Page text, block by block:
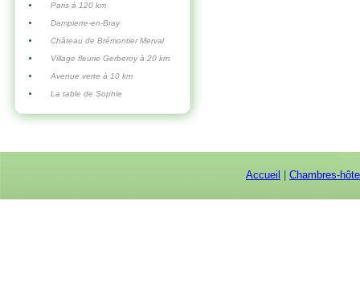
Paris à 120 km
Dampierre-en-Bray
Château de Brémontier Merval
Village fleurie Gerberoy à 20 km
Avenue verte à 10 km
La table de Sophie
Accueil Chambres-